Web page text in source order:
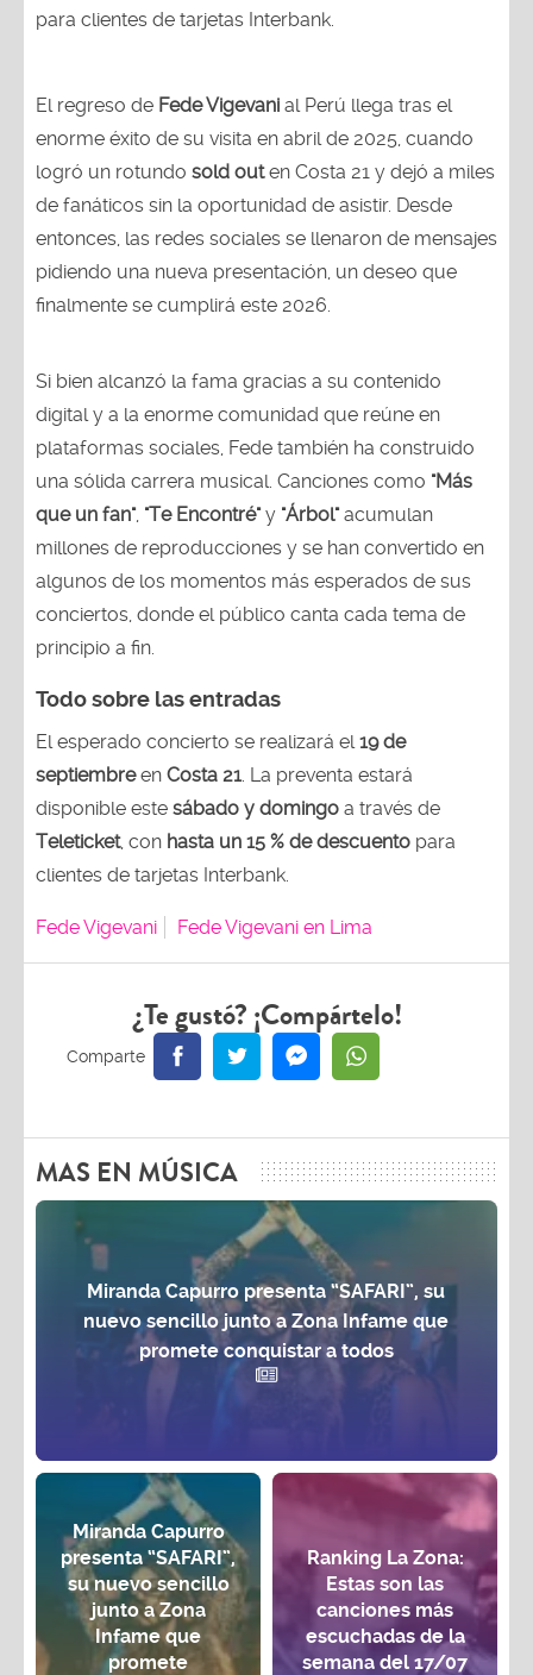
para clientes de tarjetas Interbank.
El regreso de Fede Vigevani al Perú llega tras el
enorme éxito de su visita en abril de 2025, cuando
logró un rotundo sold outen Costa 21 y dejó a miles
de fanáticos sin la oportunidad de asistir. Desde
entonces, las redes sociales se llenaron de mensajes
pidiendo una nueva presentación, un deseo que
finalmente se cumplirá este 2026.
Si bien alcanzó la fama gracias a su contenido
digital y a la enorme comunidad que reúne en
plataformas sociales, Fede también ha construido
una sólida carrera musical. Canciones como "Más
que un fan", "Te Encontré"y "Árbol"acumulan
millones de reproducciones y se han convertido en
algunos de los momentos más esperados de sus
conciertos, donde el público canta cada tema de
principio a fin.
Todo sobre las entradas
El esperado concierto se realizará el19 de
septiembreen Costa 21. La preventa estará
disponible este sábado y domingo a través de
Teleticket, con hasta un 15 % de descuento para
clientes de tarjetas Interbank.
Fede Vigevani Fede Vigevani en Lima
¿Te gustó? ¡Compártelo!
MAS EN MÚSICA
Miranda Capurro presenta “SAFARI”, su
nuevo sencillo junto a Zona Infame que
promete conquistar a todos
Miranda Capurro
presenta “SAFARI”,
su nuevo sencillo
junto a Zona
Infame que
promete
Ranking La Zona:
Estas son las
canciones más
escuchadas de la
semana del 17/07